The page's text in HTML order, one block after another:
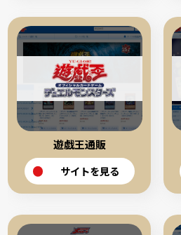
遊戯王通販
サイトを見る